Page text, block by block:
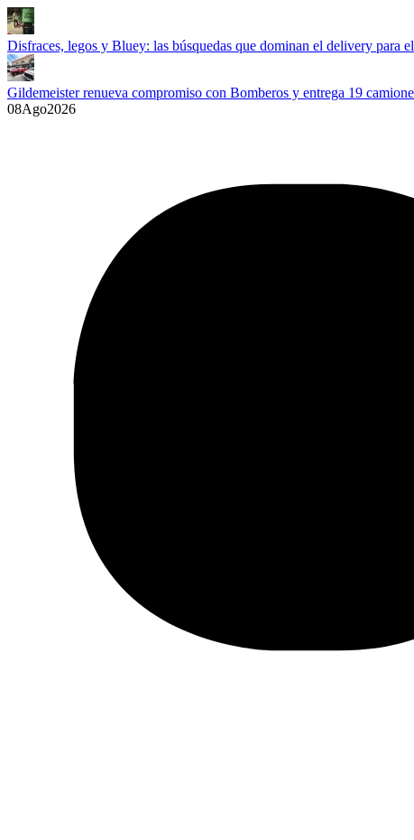
Disfraces, legos y Bluey: las búsquedas que dominan el delivery para
Gildemeister renueva compromiso con Bomberos y entrega 19
08Ago2026